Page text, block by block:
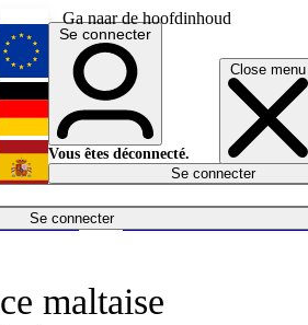
Ga naar de hoofdinhoud
Close menu
Se connecter
Économie
English
Deutsch
Español
Se connecter
Vous êtes déconnecté.
Se connecter
maltaise